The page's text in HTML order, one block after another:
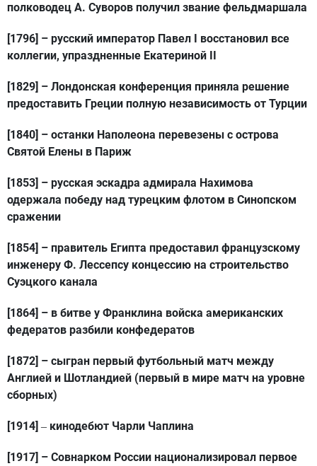
полководец А. Суворов получил звание фельдмаршала
[1796] – русский император Павел I восстановил все
коллегии, упраздненные Екатериной II
[1829] – Лондонская конференция приняла решение
предоставить Греции полную независимость от Турции
[1840] – останки Наполеона перевезены с острова
Святой Елены в Париж
[1853] – русская эскадра адмирала Нахимова
одержала победу над турецким флотом в Синопском
сражении
[1854] – правитель Египта предоставил французскому
инженеру Ф. Лессепсу концессию на строительство
Суэцкого канала
[1864] – в битве у Франклина войска американских
федератов разбили конфедератов
[1872] – сыгран первый футбольный матч между
Англией и Шотландией (первый в мире матч на уровне
сборных)
[1914] – кинодебют Чарли Чаплина
[1917] – Совнарком России национализировал первое